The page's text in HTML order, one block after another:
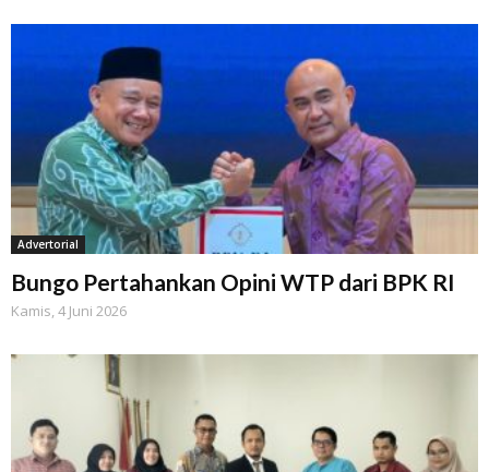
Advertorial
Bungo Pertahankan Opini WTP dari BPK RI
Kamis, 4 Juni 2026